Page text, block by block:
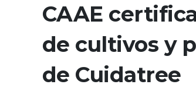
CAAE
de cultivos y
de Cuidatree